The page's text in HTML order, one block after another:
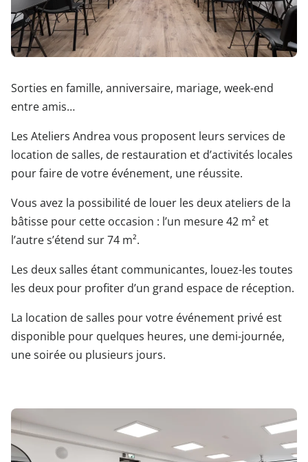
Sorties en famille, anniversaire, mariage, week-end
entre amis…
Les Ateliers Andrea vous proposent leurs services de
location de salles, de restauration et d’activités locales
pour faire de votre événement, une réussite.
Vous avez la possibilité de louer les deux ateliers de la
bâtisse pour cette occasion : l’un mesure 42 m² et
l’autre s’étend sur 74 m².
Les deux salles étant communicantes, louez-les toutes
les deux pour profiter d’un grand espace de réception.
La location de salles pour votre événement privé est
disponible pour quelques heures, une demi-journée,
une soirée ou plusieurs jours.